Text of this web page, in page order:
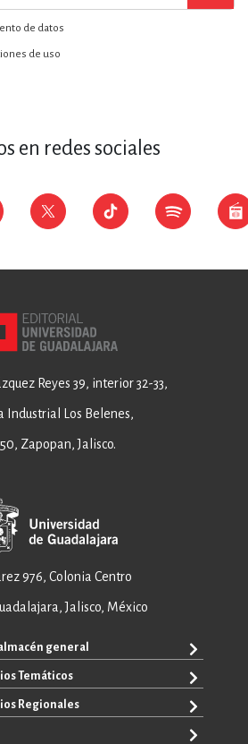
de datos
de uso
en redes sociales
Reyes 39, interior 32-33,
Industrial Los Belenes,
Zapopan, Jalisco.
976, Colonia Centro
Jalisco, México
general
Temáticos
Regionales